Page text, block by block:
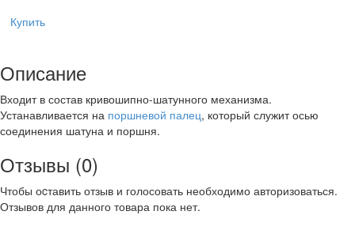
Купить
Описание
Входит в состав кривошипно-шатунного механизма.
Устанавливается на поршневой палец, который служит осью
соединения шатуна и поршня.
Отзывы (0)
Чтобы оcтавить отзыв и голосовать необходимо авторизоваться.
Отзывов для данного товара пока нет.